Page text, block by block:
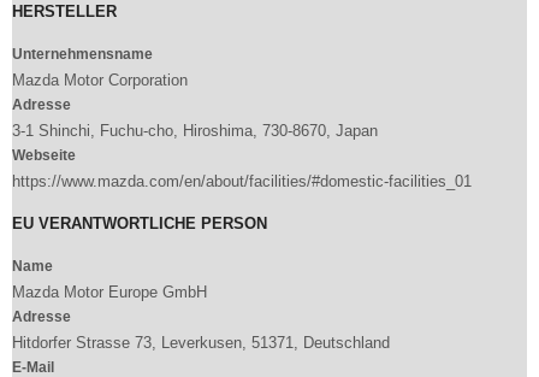
HERSTELLER
Unternehmensname
Mazda Motor Corporation
Adresse
3-1 Shinchi, Fuchu-cho, Hiroshima, 730-8670, Japan
Webseite
https://www.mazda.com/en/about/facilities/#domestic-facilities_01
EU VERANTWORTLICHE PERSON
Name
Mazda Motor Europe GmbH
Adresse
Hitdorfer Strasse 73, Leverkusen, 51371, Deutschland
E-Mail